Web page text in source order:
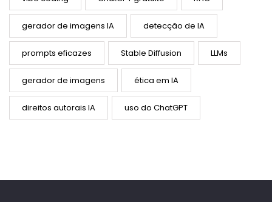
gerador de imagens IA detecção de IA
prompts eficazes Stable Diffusion LLMs
gerador de imagens ética em IA
direitos autorais IA uso do ChatGPT